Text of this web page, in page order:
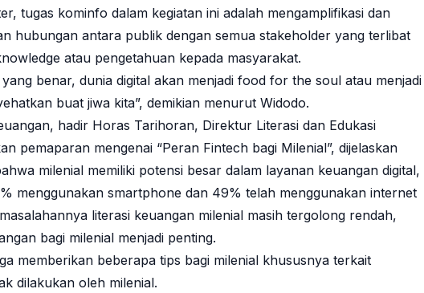
tugas kominfo dalam kegiatan ini adalah mengamplifikasi dan
hubungan antara publik dengan semua stakeholder yang terlibat
atau pengetahuan kepada masyarakat.
benar, dunia digital akan menjadi food for the soul atau menjadi
buat jiwa kita”, demikian menurut Widodo.
hadir Horas Tarihoran, Direktur Literasi dan Edukasi
pemaparan mengenai “Peran Fintech bagi Milenial”, dijelaskan
milenial memiliki potensi besar dalam layanan keuangan digital,
menggunakan smartphone dan 49% telah menggunakan internet
literasi keuangan milenial masih tergolong rendah,
bagi milenial menjadi penting.
memberikan beberapa tips bagi milenial khususnya terkait
dilakukan oleh milenial.